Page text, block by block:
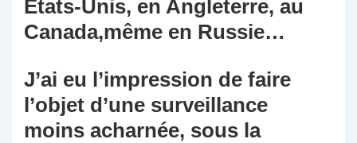
États-Unis, en Angleterre, au
Canada,même en Russie…
J’ai eu l’impression de faire
l’objet d’une surveillance
moins acharnée, sous la